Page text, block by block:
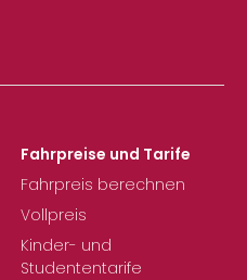
Fahrpreise und Tarife
Fahrpreis berechnen
Vollpreis
Kinder- und
Studententarife